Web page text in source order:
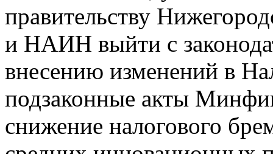
правительству
и НАИН выйти с
внесению изменений в
подзаконные акты
снижение налогового